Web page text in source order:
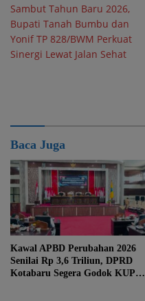
pos
Sambut Tahun Baru 2026,
Bupati Tanah Bumbu dan
Yonif TP 828/BWM Perkuat
Sinergi Lewat Jalan Sehat
Baca Juga
Kawal APBD Perubahan 2026
Senilai Rp 3,6 Triliun, DPRD
Kotabaru Segera Godok KUPA-